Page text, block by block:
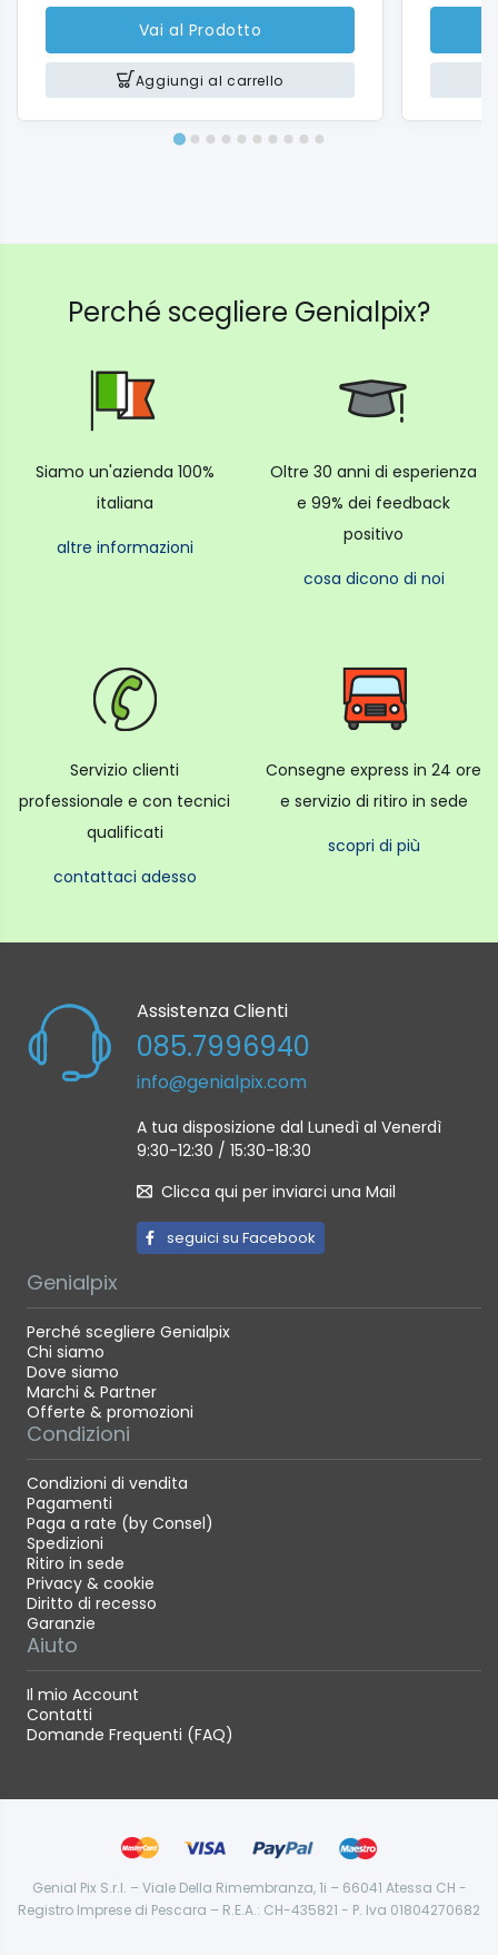
Vai al Prodotto
Aggiungi al carrello
Perché scegliere Genialpix?
Siamo un'azienda 100%
italiana
altre informazioni
Oltre 30 anni di esperienza
e 99% dei feedback
positivo
cosa dicono di noi
Servizio clienti
professionale e con tecnici
qualificati
contattaci adesso
Consegne express in 24 ore
e servizio di ritiro in sede
scopri di più
Assistenza Clienti
085.7996940
info@genialpix.com
A tua disposizione dal Lunedì al Venerdì
9:30-12:30 / 15:30-18:30
Clicca qui per inviarci una Mail
seguici su Facebook
Genialpix
Perché scegliere Genialpix
Chi siamo
Dove siamo
Marchi & Partner
Offerte & promozioni
Condizioni
Condizioni di vendita
Pagamenti
Paga a rate (by Consel)
Spedizioni
Ritiro in sede
Privacy & cookie
Diritto di recesso
Garanzie
Aiuto
Il mio Account
Contatti
Domande Frequenti (FAQ)
Genial Pix S.r.l. – Viale Della Rimembranza, 1i – 66041 Atessa CH -
Registro Imprese di Pescara – R.E.A.: CH-435821 - P. Iva 01804270682